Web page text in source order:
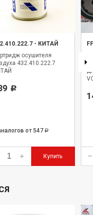
- КИТАЙ
осушителя
432.410.222.7
Р
от 547 Р
Купить